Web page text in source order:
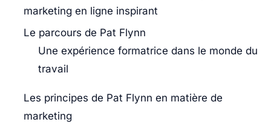
marketing en ligne inspirant
Le parcours de Pat Flynn
Une expérience formatrice dans le monde du
travail
Les principes de Pat Flynn en matière de
marketing